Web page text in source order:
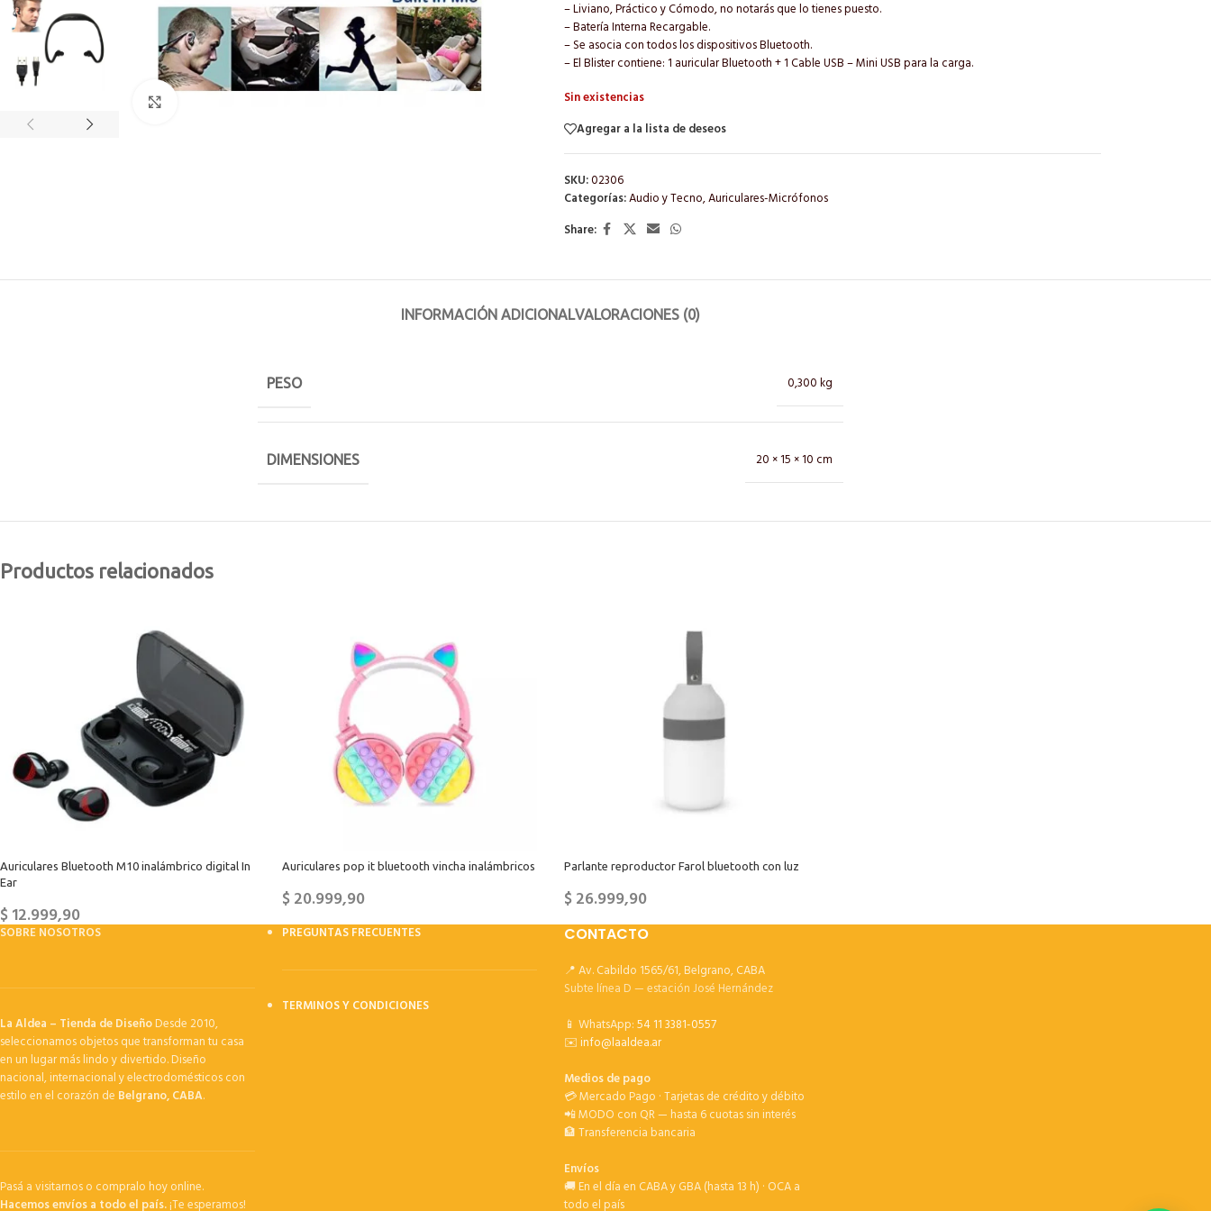
– Liviano, Práctico y Cómodo, no notarás que lo tienes puesto.
– Batería Interna Recargable.
– Se asocia con todos los dispositivos Bluetooth.
– El Blister contiene: 1 auricular Bluetooth + 1 Cable USB – Mini USB para la carga.
Sin existencias
Agregar a la lista de deseos
SKU:02306
Categorías:Audio y Tecno,Auriculares-Micrófonos
Share:
INFORMACIÓN ADICIONALVALORACIONES (0)
PESO 0,300 kg
DIMENSIONES 20 × 15 × 10 cm
Productos relacionados
Auriculares Bluetooth M10 inalámbrico digital In
Ear
$12.999,90
Auriculares pop it bluetooth vincha inalámbricos
$20.999,90
Parlante reproductor Farol bluetooth con luz
$26.999,90
SOBRE NOSOTROS
La Aldea – Tienda de DiseñoDesde 2010,
seleccionamos objetos que transforman tu casa
en un lugar más lindo y divertido. Diseño
nacional, internacional y electrodomésticos con
estilo en el corazón de Belgrano, CABA.
Pasá a visitarnos o compralo hoy online.
Hacemos envíos a todo el país.¡Te esperamos!
PREGUNTAS FRECUENTES
TERMINOS Y CONDICIONES
CONTACTO
📍 Av. Cabildo 1565/61, Belgrano, CABA
Subte línea D — estación José Hernández
📱 WhatsApp:54 11 3381-0557
✉️info@laaldea.ar
Medios de pago
💳 Mercado Pago · Tarjetas de crédito y débito
📲 MODO con QR — hasta 6 cuotas sin interés
🏦 Transferencia bancaria
Envíos
🚚 En el día en CABA y GBA (hasta 13 h) · OCA a
todo el país